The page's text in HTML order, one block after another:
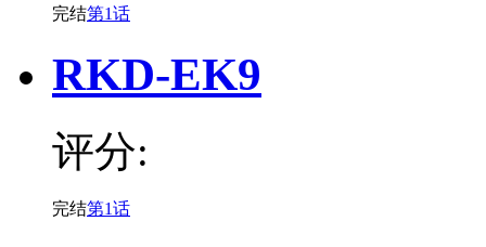
完结第1话
RKD-EK9
评分:
完结第1话